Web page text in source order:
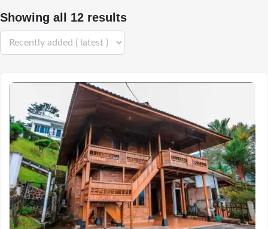
Showing all 12 results